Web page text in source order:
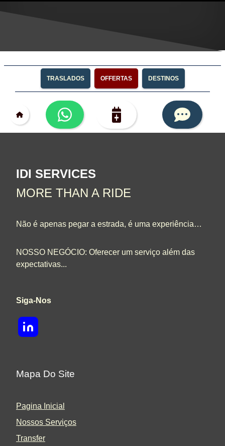
TRASLADOS OFFERTAS DESTINOS
IDI SERVICES
MORE THAN A RIDE
Não é apenas pegar a estrada, é uma experiência…
NOSSO NEGÓCIO: Oferecer um serviço além das
expectativas...
Siga-Nos
Mapa Do Site
Pagina Inicial
Nossos Serviços
Transfer